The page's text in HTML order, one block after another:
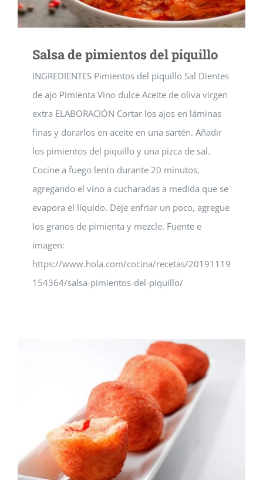
Salsa de pimientos del piquillo
INGREDIENTES Pimientos del piquillo Sal Dientes
de ajo Pimienta Vino dulce Aceite de oliva virgen
extra ELABORACIÓN Cortar los ajos en láminas
finas y dorarlos en aceite en una sartén. Añadir
los pimientos del piquillo y una pizca de sal.
Cocine a fuego lento durante 20 minutos,
agregando el vino a cucharadas a medida que se
evapora el líquido. Deje enfriar un poco, agregue
los granos de pimienta y mezcle. Fuente e
imagen:
https://www.hola.com/cocina/recetas/20191119
154364/salsa-pimientos-del-piquillo/